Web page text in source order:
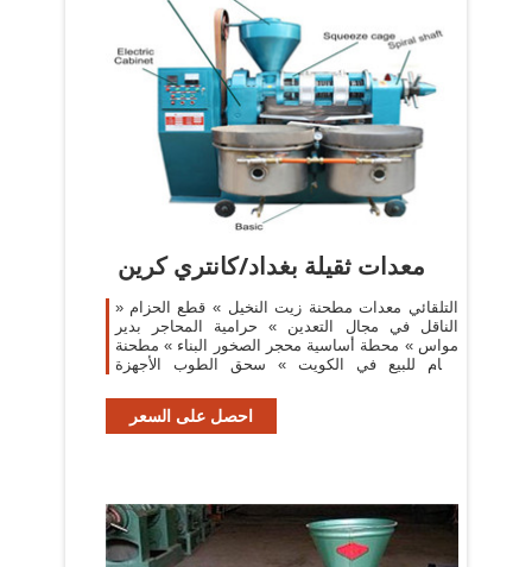
معدات ثقيلة بغداد/كانتري كرين
» التلقائي معدات مطحنة زيت النخيل » قطع الحزام
الناقل في مجال التعدين » حرامية المحاجر بدير
مواس » محطة أساسية محجر الصخور البناء » مطحنة
رخام للبيع في الكويت » سحق الطوب الأجهزة
احصل على السعر